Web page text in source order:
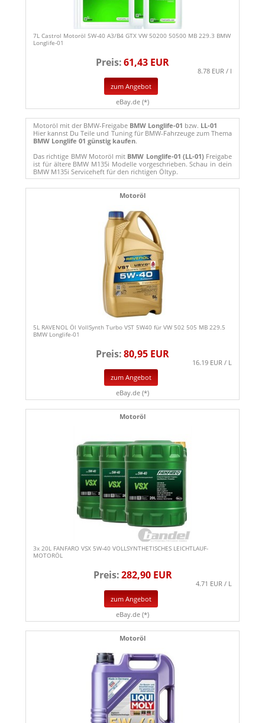
7L Castrol Motoröl 5W-40 A3/B4 GTX VW 50200 50500 MB 229.3 BMW
Longlife-01
Preis:61,43 EUR
8.78 EUR / l
zum Angebot
eBay.de (*)
Motoröl mit der BMW-Freigabe BMW Longlife-01 bzw. LL-01
Hier kannst Du Teile und Tuning für BMW-Fahrzeuge zum Thema
BMW Longlife 01 günstig kaufen.
Das richtige BMW Motoröl mit BMW Longlife-01 (LL-01)Freigabe
ist für ältere BMW M135i Modelle vorgeschrieben. Schau in dein
BMW M135i Serviceheft für den richtigen Öltyp.
Motoröl
5L RAVENOL Öl VollSynth Turbo VST 5W40 für VW 502 505 MB 229.5
BMW Longlife-01
Preis:80,95 EUR
16.19 EUR / L
zum Angebot
eBay.de (*)
Motoröl
3x 20L FANFARO VSX 5W-40 VOLLSYNTHETISCHES LEICHTLAUF-
MOTORÖL
Preis:282,90 EUR
4.71 EUR / L
zum Angebot
eBay.de (*)
Motoröl